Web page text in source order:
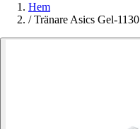
Hem
/ Tränare Asics Gel-1130